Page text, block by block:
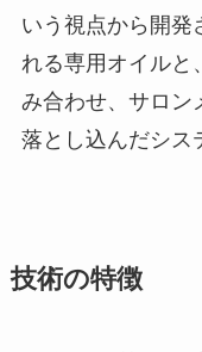
いう視点から開発
れる専用オイルと
み合わせ、サロン
落とし込んだシス
技術の特徴